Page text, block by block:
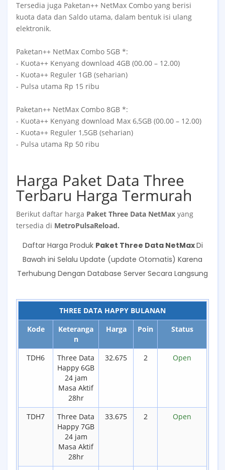
Tersedia juga Paketan++ NetMax Combo yang berisi
kuota data dan Saldo utama, dalam bentuk isi ulang
elektronik.
Paketan++ NetMax Combo 5GB *:
- Kuota++ Kenyang download 4GB (00.00 – 12.00)
- Kuota++ Reguler 1GB (seharian)
- Pulsa utama Rp 15 ribu
Paketan++ NetMax Combo 8GB *:
- Kuota++ Kenyang download Max 6,5GB (00.00 – 12.00)
- Kuota++ Reguler 1,5GB (seharian)
- Pulsa utama Rp 50 ribu
Harga Paket Data Three
Terbaru Harga Termurah
Berikut daftar harga Paket Three Data NetMax yang
tersedia di MetroPulsaReload.
Daftar Harga Produk Paket Three Data NetMaxDi
Bawah ini Selalu Update (update Otomatis) Karena
Terhubung Dengan Database Server Secara Langsung
THREE DATA HAPPY BULANAN
Kode
Keteranga
n
Harga Poin Status
TDH6
Three Data
Happy 6GB
24 jam
Masa Aktif
28hr
32.675 2 Open
TDH7
Three Data
Happy 7GB
24 jam
Masa Aktif
28hr
33.675 2 Open